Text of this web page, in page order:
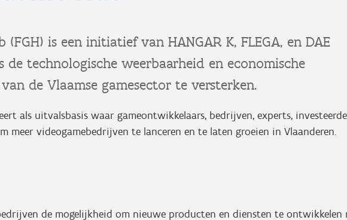
(FGH) is een initiatief van HANGAR K, FLEGA, en DAE
de technologische weerbaarheid en economische
de Vlaamse gamesector te versterken.
als uitvalsbasis waar gameontwikkelaars, bedrijven, experts,
meer videogamebedrijven te lanceren en te laten groeien in Vlaanderen.
de mogelijkheid om nieuwe producten en diensten te ontwikkelen